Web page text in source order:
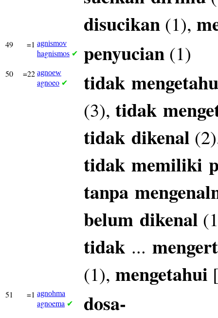
disucikan (1),
49 =1 agnismov
hagnismos ✔ penyucian (1)
50 =22 agnoew
agnoeo ✔ tidak
(3), tidak
tidak dikenal
tidak memiliki
tanpa
belum dikenal
tidak ...
(1), mengetahui
51 =1 agnohma
agnoema ✔
dosa-